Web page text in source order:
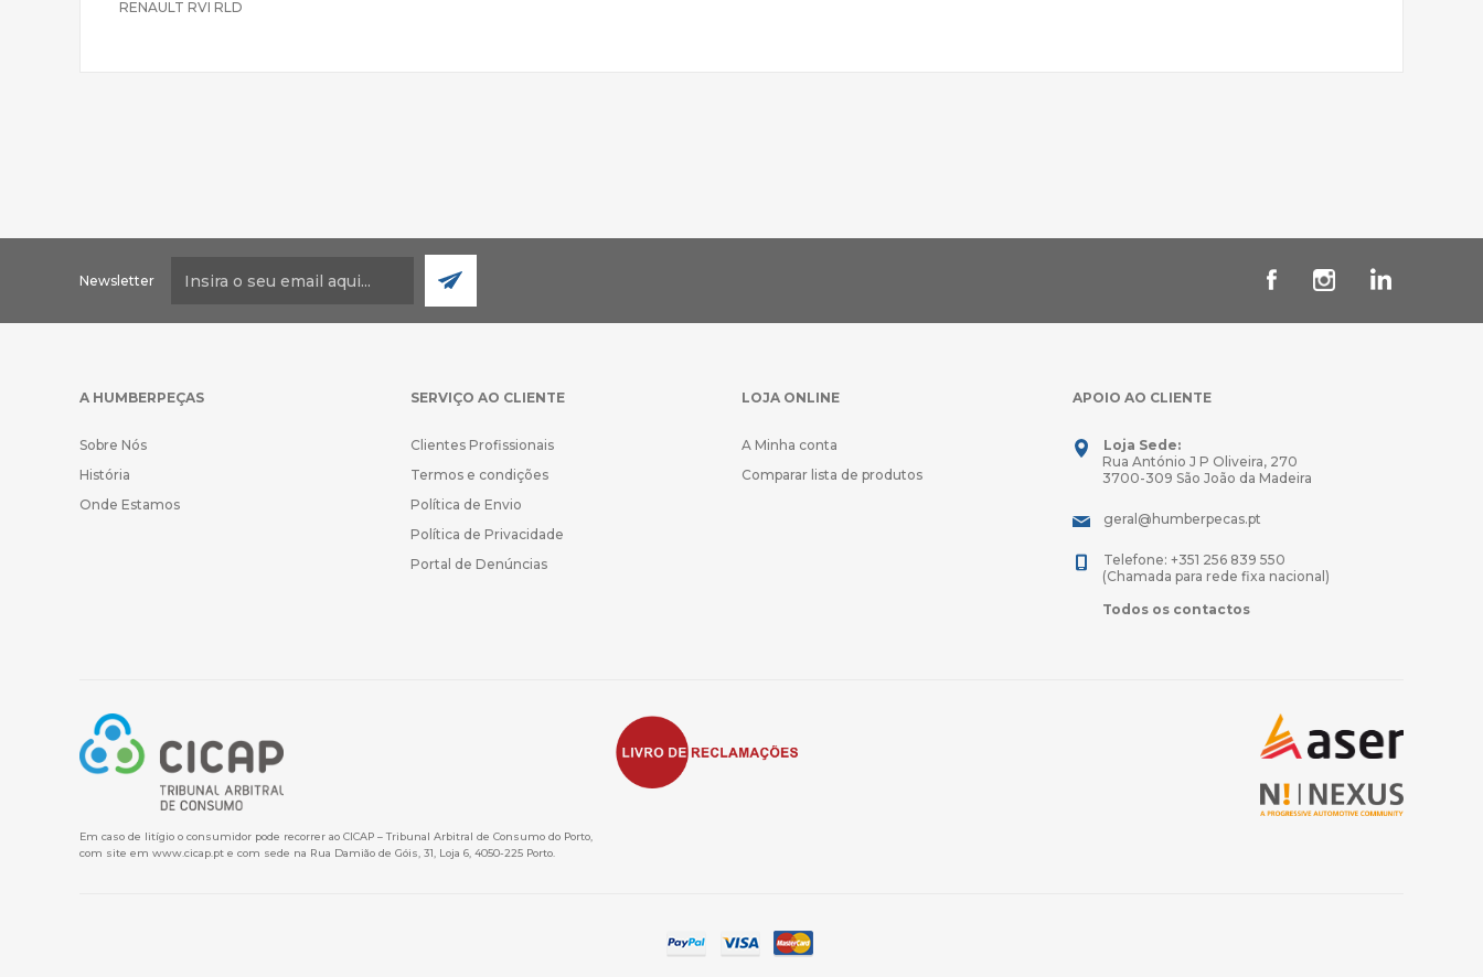
RENAULT RVI RLD
Newsletter
A HUMBERPEÇAS
Sobre Nós
História
Onde Estamos
SERVIÇO AO CLIENTE
Clientes Profissionais
Termos e condições
Política de Envio
Política de Privacidade
Portal de Denúncias
LOJA ONLINE
A Minha conta
Comparar lista de produtos
APOIO AO CLIENTE
Loja Sede:
Rua António J P Oliveira, 270
3700-309 São João da Madeira
geral@humberpecas.pt
Telefone: +351 256 839 550
(Chamada para rede fixa nacional)
Todos os contactos
Em caso de litígio o consumidor pode recorrer ao CICAP – Tribunal Arbitral de Consumo do Porto,
com site em www.cicap.pt e com sede na Rua Damião de Góis, 31, Loja 6, 4050-225 Porto.